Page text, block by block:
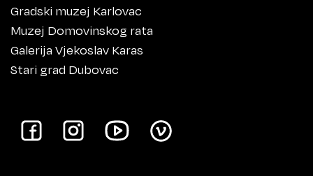
Gradski muzej Karlovac
Muzej Domovinskog rata
Galerija Vjekoslav Karas
Stari grad Dubovac